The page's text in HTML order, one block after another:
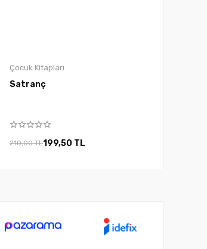
Çocuk Kitapları
Satranç
210,00 TL199,50 TL